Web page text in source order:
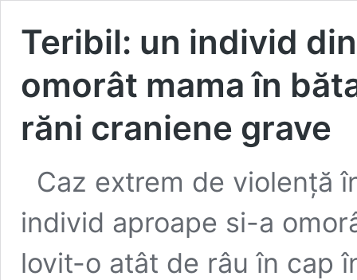
Teribil: un individ
omorât mama în
răni craniene grave
Caz extrem de violență
individ aproape si-a
lovit-o atât de râu în cap